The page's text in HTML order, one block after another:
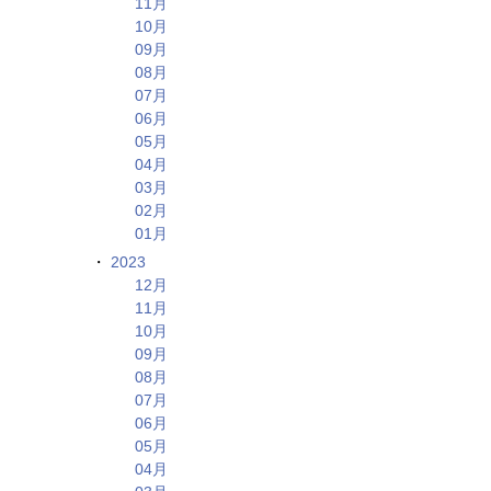
10月
09月
08月
07月
06月
05月
04月
03月
02月
01月
2023
12月
11月
10月
09月
08月
07月
06月
05月
04月